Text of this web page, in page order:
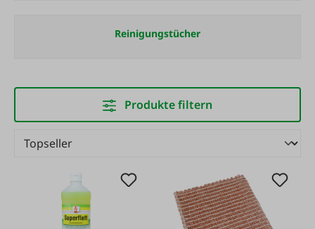
Reinigungstücher
Produkte filtern